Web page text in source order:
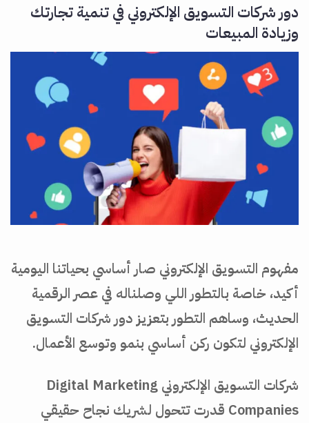
دور شركات التسويق الإلكتروني في تنمية تجارتك
وزيادة المبيعات
مفهوم التسويق الإلكتروني صار أساسي بحياتنا اليومية
أكيد، خاصة بالتطور اللي وصلناله في عصر الرقمية
الحديث، وساهم التطور بتعزيز دور شركات التسويق
الإلكتروني لتكون ركن أساسي بنمو وتوسع الأعمال.
شركات التسويق الإلكتروني Digital Marketing
Companies قدرت تتحول لشريك نجاح حقيقي